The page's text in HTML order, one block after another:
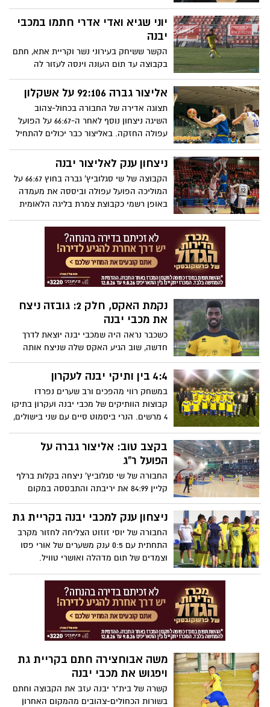
יוסי זוזוט לקראת המשך המאבקים בליגה.
במועדון אמרו: "סער יוסיף לנו הרבה עוצמה
בחלק הקדמי"
יוני שגיא ואדי אדרי חתמו במכבי
יבנה
הקשר ששיחק בעירוני נשר וקריית אתא, חתם
בקבוצה עד תום העונה וינסה לעזור לה
להישאר בליגה. גם שחקן ההתקפה הצעיר
ינסה לחזק את הקבוצה של יוסי זוזוט
אליצור גברה 92:106 על אשקלון
תצוגה אדירה של החבורה בכחול-צהוב
השיגה ניצחון נוסף לאחר ה-66:67 על הפועל
עפולה החזקה. באליצור כבר יכולים להתחיל
ניצחון ענק לאליצור יבנה
הקבוצה של שי סגלוביץ' גברה בחוץ 66:67 על
המוליכה הפועל עפולה וביססה את מעמדה
באופן רשמי כקבוצת צמרת בליגה הלאומית
נקמת האקס, חלק 2: גובזה ניצח
את מכבי יבנה
כשכבר נראה היה שמכבי יבנה יוצאת לדרך
חדשה, שוב הגיע האקס שלה שניצח אותה
במדי נורדיה (כמו נבו מזרחי בסיבוב הקודם,
שהוביל מהפך) והשאיר אותה עמוק עמוק
4:4 בין ותיקי יבנה לעקרון
במשחק רווי מהפכים ורב שערים נפרדו
קבוצות הוותיקים של מכבי יבנה ועקרון בתיקו
4 מרשים. הנרי ביסמוט סיים עם שני בישולים,
כבשו ליבנה. גורדני הורחק. ניסים גיטר זכה
למחמאות על ניהול המשחק
בקצב טוב: אליצור גברה על
הפועל ר"ג
החבורה של שי סגלוביץ' ניצחה בקלות ברלף
קליין 84:99 את יריבתה והתבססה במקום
הרביעי בטבלה בעיקר בזכות משחק ענק של
מקשפרד
ניצחון ענק למכבי יבנה בקריית גת
החבורה של יוסי זוזוט הצליחה לחזור מקרב
התחתית עם 0:5 ענק משערים של אורי פסו
וצמדים של תום מדהלה ואושרי טוויל.
משה אבוחצירה חתם בקריית גת
ויפגוש את מכבי יבנה
קשרה של בית"ר יבנה עזב את הקבוצה וחתם
בשורות הכחולים-צהובים מהמקום האחרון